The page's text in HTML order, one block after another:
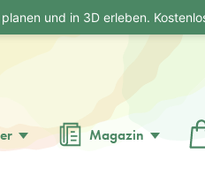
Magazin
und in 3D erleben.